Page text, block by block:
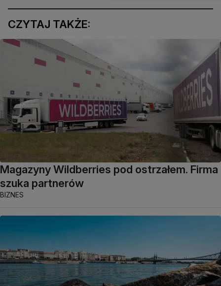
CZYTAJ TAKŻE:
Magazyny Wildberries pod ostrzałem. Firma
szuka partnerów
BIZNES